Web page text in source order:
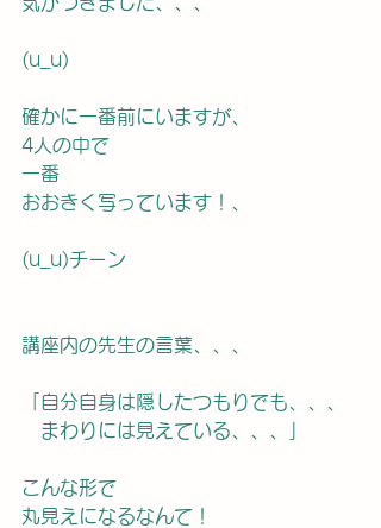
(u_u)
確かに一番前にいますが、
4人の中で
一番
おおきく写っています！、
(u_u)チーン
講座内の先生の言葉、、、
「自分自身は隠したつもりでも、、、
まわりには見えている、、、」
こんな形で
丸見えになるなんて！